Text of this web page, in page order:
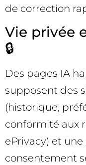
de correction
Vie privée
🔒
Des pages IA
supposent des
(historique,
conformité aux
ePrivacy) et
consentement